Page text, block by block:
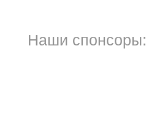
Наши спонсоры: